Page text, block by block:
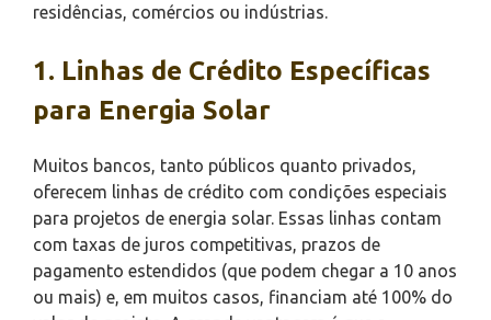
residências, comércios ou indústrias.
1. Linhas de Crédito Específicas
para Energia Solar
Muitos bancos, tanto públicos quanto privados,
oferecem linhas de crédito com condições especiais
para projetos de energia solar. Essas linhas contam
com taxas de juros competitivas, prazos de
pagamento estendidos (que podem chegar a 10 anos
ou mais) e, em muitos casos, financiam até 100% do